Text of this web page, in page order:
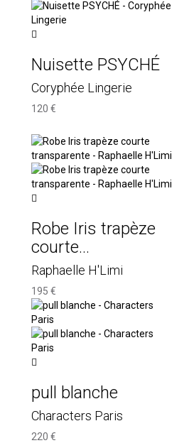
Nuisette PSYCHÉ
Coryphée Lingerie
120 €
Robe Iris trapèze
courte...
Raphaelle H'Limi
195 €
pull blanche
Characters Paris
220 €